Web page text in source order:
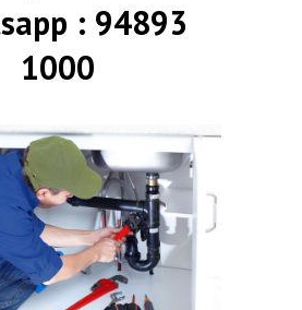
: 94893
1000